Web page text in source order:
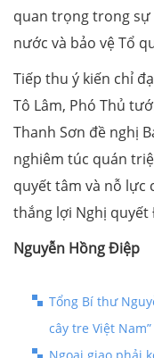
quan trọng trong
nước và bảo vệ Tổ
Tiếp thu ý kiến chỉ
Tô Lâm, Phó Thủ
Thanh Sơn đề nghị
nghiêm túc quán
quyết tâm và nỗ lực
thắng lợi Nghị quyết
Nguyễn Hồng Điệp
Tổng Bí thư
cây tre Việt Nam”